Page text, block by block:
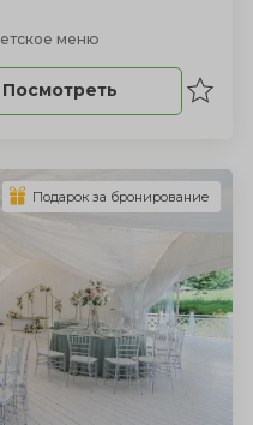
меню
Посмотреть
Подарок за бронирование